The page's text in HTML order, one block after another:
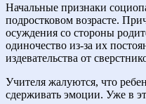
Начальные признаки
подростковом возрасте.
осуждения со стороны
одиночество из-за их
издевательства от
Учителя жалуются, что
сдерживать эмоции. Уже в